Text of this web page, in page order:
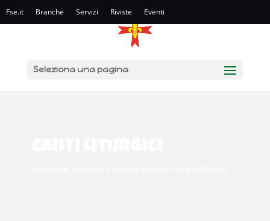
Fse.it Branche Servizi Riviste Eventi
Seleziona una pagina